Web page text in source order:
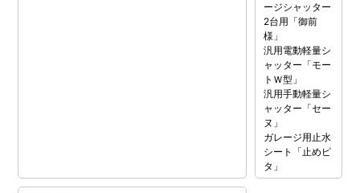
ージシャッター
2台用「御前
様」
汎用電動軽量シ
ャッター「モー
トＷ型」
汎用手動軽量シ
ャッター「セー
ヌ」
ガレージ用止水
シート「止めピ
タ」